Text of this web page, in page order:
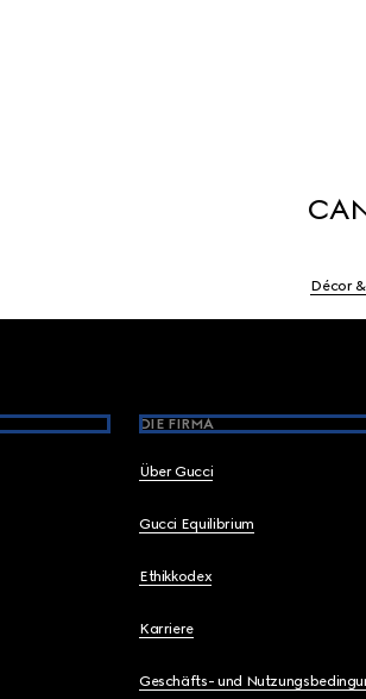
Décor
DIE FIRMA
Über Gucci
Gucci Equilibrium
Ethikkodex
Karriere
Geschäfts- und